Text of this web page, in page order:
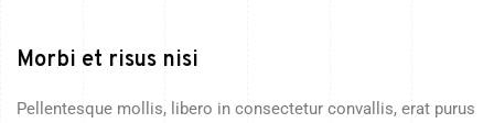
Morbi et risus nisi
Pellentesque mollis, libero in consectetur convallis, erat purus